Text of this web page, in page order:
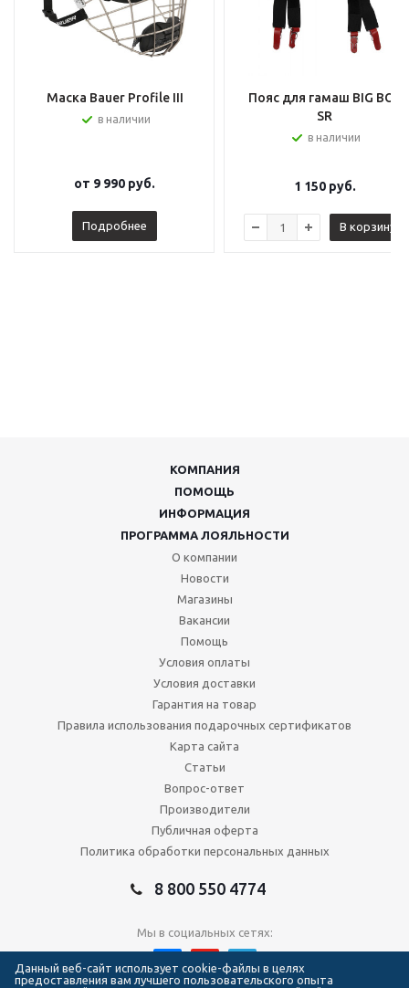
Маска Bauer Profile III
в наличии
от 9 990 руб.
Подробнее
Пояс для гамаш BIG BOY
SR
в наличии
1 150руб.
В корзину
КОМПАНИЯ
ПОМОЩЬ
ИНФОРМАЦИЯ
ПРОГРАММА ЛОЯЛЬНОСТИ
О компании
Новости
Магазины
Вакансии
Помощь
Условия оплаты
Условия доставки
Гарантия на товар
Правила использования подарочных сертификатов
Карта сайта
Статьи
Вопрос-ответ
Производители
Публичная оферта
Политика обработки персональных данных
8 800 550 4774
Мы в социальных сетях:
Данный веб-сайт использует cookie-файлы в целях
предоставления вам лучшего пользовательского опыта